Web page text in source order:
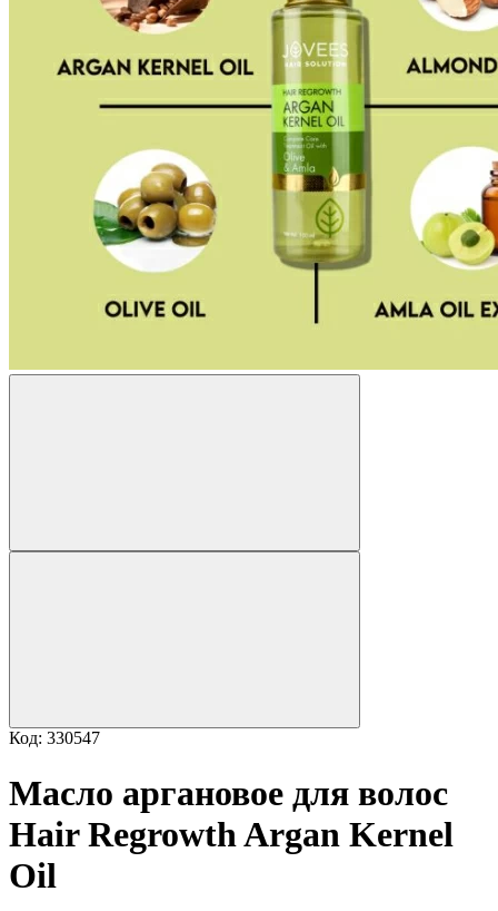
Код: 330547
Масло аргановое для волос
Hair Regrowth Argan Kernel
Oil